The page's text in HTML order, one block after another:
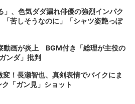
」、色気ダダ漏れ俳優の強烈インパク
苦しそうなのに」「シャツ姿艶っぽ
動画が炎上 BGM付き「総理が主役の
ンダ」批判
！長瀬智也、真剣表情でバイクにま
「ガン見」ショット